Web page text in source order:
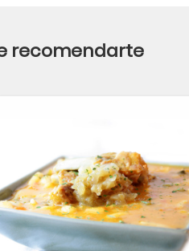
recomendarte